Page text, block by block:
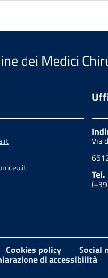
dei Medici
Via
Tel.
Cookies policy Social
di accessibilità